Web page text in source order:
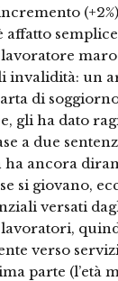
invalidità: un
di
gli ha dato
a due
ha ancora
si giovano,
versati
verso
parte (l’età